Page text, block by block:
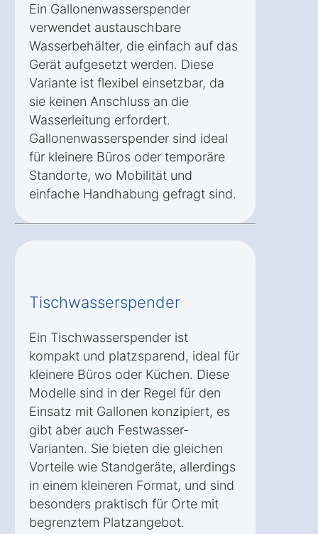
Ein Gallonenwasserspender
verwendet austauschbare
Wasserbehälter, die einfach auf das
Gerät aufgesetzt werden. Diese
Variante ist flexibel einsetzbar, da
sie keinen Anschluss an die
Wasserleitung erfordert.
Gallonenwasserspender sind ideal
für kleinere Büros oder temporäre
Standorte, wo Mobilität und
einfache Handhabung gefragt sind.
Tischwasserspender
Ein Tischwasserspender ist
kompakt und platzsparend, ideal für
kleinere Büros oder Küchen. Diese
Modelle sind in der Regel für den
Einsatz mit Gallonen konzipiert, es
gibt aber auch Festwasser-
Varianten. Sie bieten die gleichen
Vorteile wie Standgeräte, allerdings
in einem kleineren Format, und sind
besonders praktisch für Orte mit
begrenztem Platzangebot.